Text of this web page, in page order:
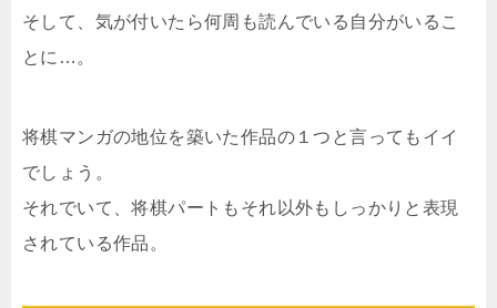
そして、気が付いたら何周も読んでいる自分がいるこ
とに…。
将棋マンガの地位を築いた作品の１つと言ってもイイ
でしょう。
それでいて、将棋パートもそれ以外もしっかりと表現
されている作品。